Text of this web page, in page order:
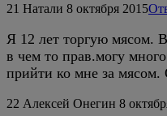
21 Натали 8 октября 2015
Я 12 лет торгую мясом.
в чем то прав.могу
прийти ко мне за мясом.
22 Алексей Онегин 8